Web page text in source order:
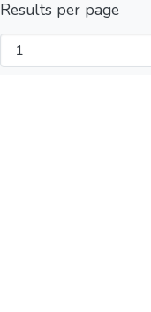
Results per page